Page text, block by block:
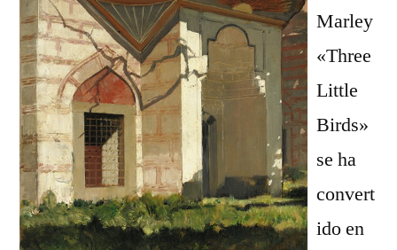
Marley
«Three
Little
Birds»
se ha
convert
ido en